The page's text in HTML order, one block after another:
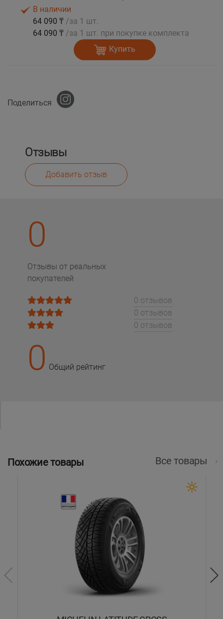
В наличии
64 090 ₸ /за 1 шт.
64 090 ₸ /за 1 шт. при покупке комплекта
Купить
Поделиться
Отзывы
Добавить отзыв
0
Отзывы от реальных
покупателей
0 отзывов
0 отзывов
0 отзывов
0 Общий рейтинг
Похожие товары Все товары